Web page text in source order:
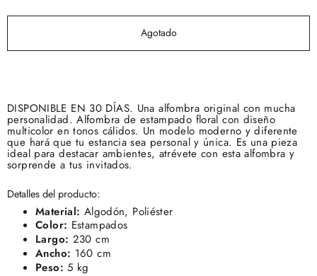
Agotado
DISPONIBLE EN 30 DÍAS. Una alfombra original con mucha
personalidad. Alfombra de estampado floral con diseño
multicolor en tonos cálidos. Un modelo moderno y diferente
que hará que tu estancia sea personal y única. Es una pieza
ideal para destacar ambientes, atrévete con esta alfombra y
sorprende a tus invitados.
Detalles del producto:
Material: Algodón, Poliéster
Color: Estampados
Largo: 230 cm
Ancho: 160 cm
Peso: 5 kg